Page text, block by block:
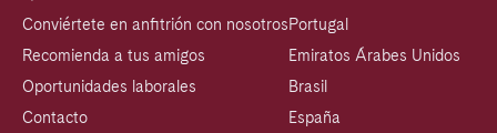
Conviértete en anfitrión con nosotros
Recomienda a tus amigos
Oportunidades laborales
Contacto
Portugal
Emiratos Árabes Unidos
Brasil
España